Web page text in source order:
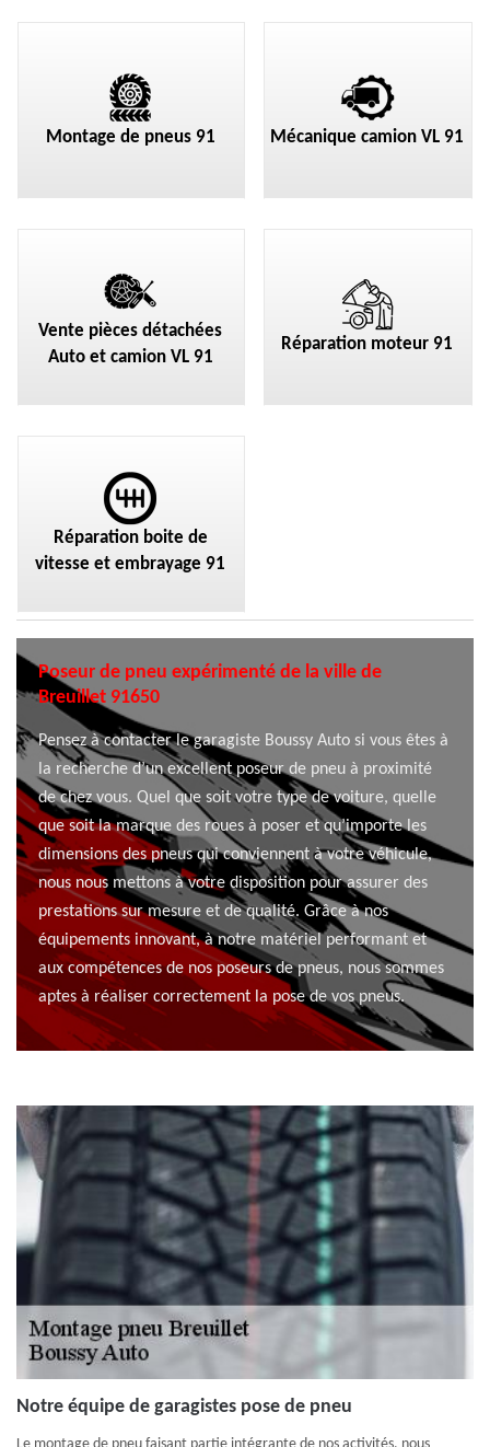
Montage de pneus 91 Mécanique camion VL 91
Vente pièces détachées
Auto et camion VL 91
Réparation moteur 91
Réparation boite de
vitesse et embrayage 91
Poseur de pneu expérimenté de la ville de
Breuillet 91650
Pensez à contacter le garagiste Boussy Auto si vous êtes à
la recherche d’un excellent poseur de pneu à proximité
de chez vous. Quel que soit votre type de voiture, quelle
que soit la marque des roues à poser et qu’importe les
dimensions des pneus qui conviennent à votre véhicule,
nous nous mettons à votre disposition pour assurer des
prestations sur mesure et de qualité. Grâce à nos
équipements innovant, à notre matériel performant et
aux compétences de nos poseurs de pneus, nous sommes
aptes à réaliser correctement la pose de vos pneus.
Notre équipe de garagistes pose de pneu